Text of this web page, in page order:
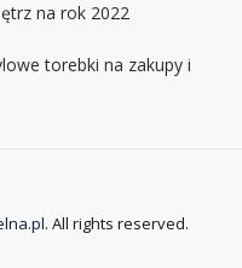
na rok 2022
torebki na zakupy i
. All rights reserved.